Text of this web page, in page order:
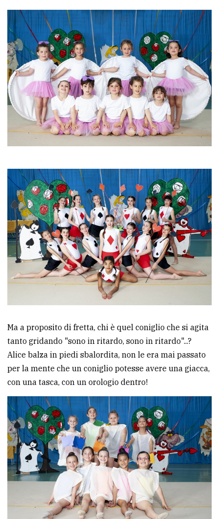
Ma a proposito di fretta, chi è quel coniglio che si agita
tanto gridando "sono in ritardo, sono in ritardo"...?
Alice balza in piedi sbalordita, non le era mai passato
per la mente che un coniglio potesse avere una giacca,
con una tasca, con un orologio dentro!